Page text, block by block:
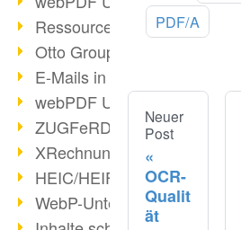
Ressourcen für Entwickler
Otto Group Recruiting
E-Mails in PDF
webPDF Update 8.0.0.2176
ZUGFeRD im Überblick
XRechnung Überblick
HEIC/HEIF-Unterstützung
WebP-Unterstützung
PDF/A
Neuer
Post
OCR-
Qualit
ät